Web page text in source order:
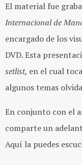
El material fue
Internacional de
encargado de los
DVD. Esta
setlist, en el cual
algunos temas
En conjunto con el
comparte un
Aquí la puedes